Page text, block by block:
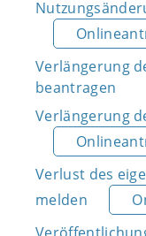
Verlängerung
beantragen
Verlängerung
Verlust des
melden